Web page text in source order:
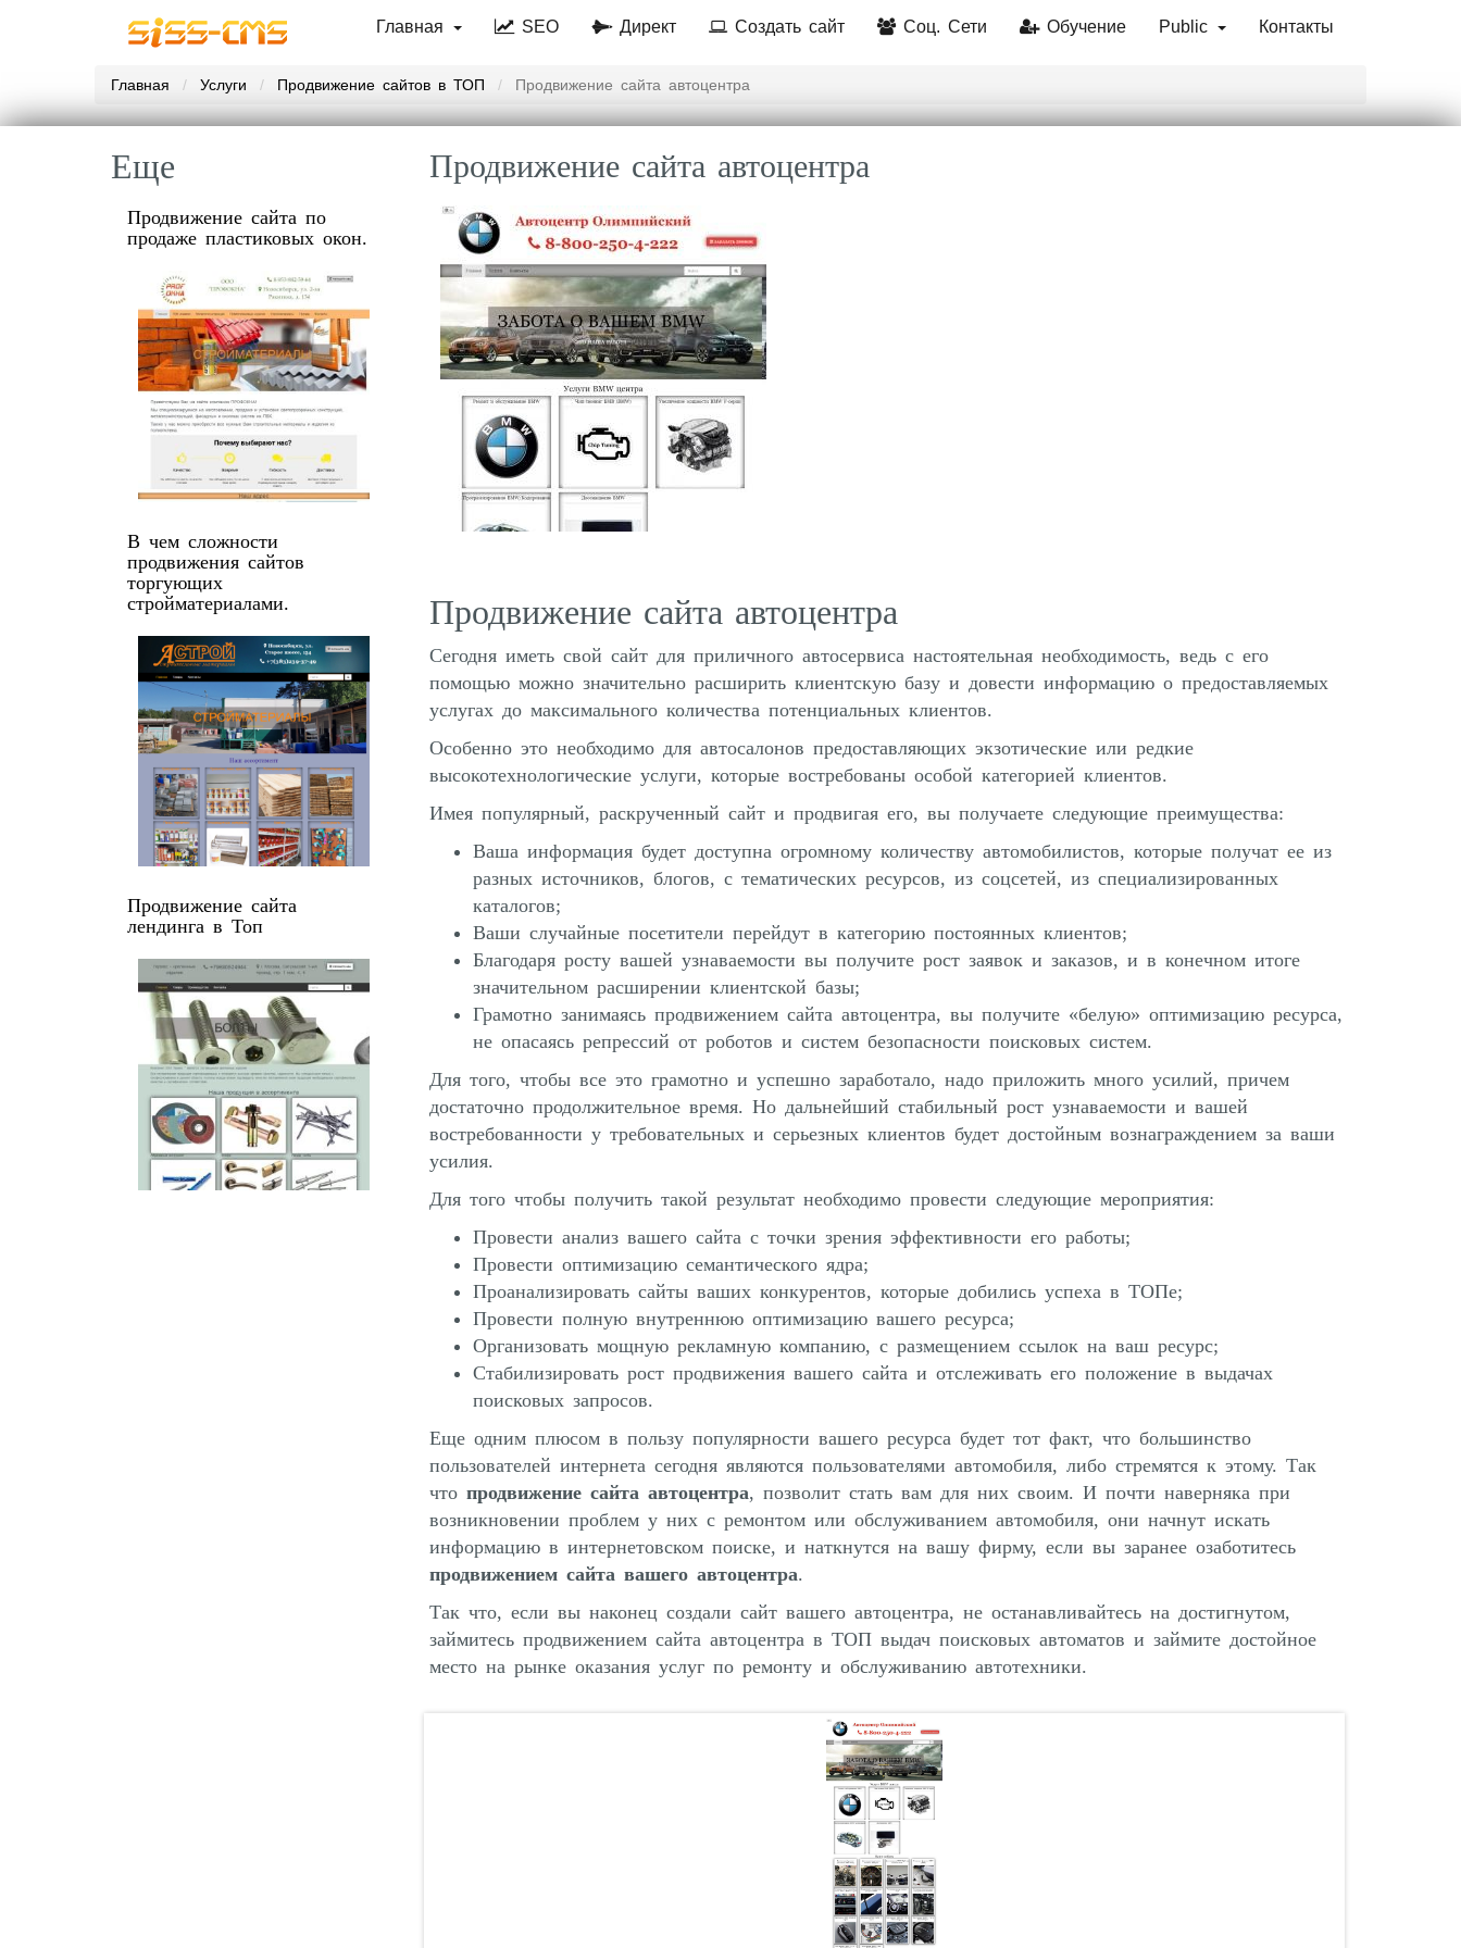
Главная SEO Директ Создать сайт Соц. Сети Обучение Public Контакты
Главная Услуги Продвижение сайтов в ТОП Продвижение сайта автоцентра
Еще
Продвижение сайта по
продаже пластиковых окон.
В чем сложности
продвижения сайтов
торгующих
стройматериалами.
Продвижение сайта
лендинга в Топ
Продвижение сайта автоцентра
Продвижение сайта автоцентра
Сегодня иметь свой сайт для приличного автосервиса настоятельная необходимость, ведь с его
помощью можно значительно расширить клиентскую базу и довести информацию о предоставляемых
услугах до максимального количества потенциальных клиентов.
Особенно это необходимо для автосалонов предоставляющих экзотические или редкие
высокотехнологические услуги, которые востребованы особой категорией клиентов.
Имея популярный, раскрученный сайт и продвигая его, вы получаете следующие преимущества:
Ваша информация будет доступна огромному количеству автомобилистов, которые получат ее из
разных источников, блогов, с тематических ресурсов, из соцсетей, из специализированных
каталогов;
Ваши случайные посетители перейдут в категорию постоянных клиентов;
Благодаря росту вашей узнаваемости вы получите рост заявок и заказов, и в конечном итоге
значительном расширении клиентской базы;
Грамотно занимаясь продвижением сайта автоцентра, вы получите «белую» оптимизацию ресурса,
не опасаясь репрессий от роботов и систем безопасности поисковых систем.
Для того, чтобы все это грамотно и успешно заработало, надо приложить много усилий, причем
достаточно продолжительное время. Но дальнейший стабильный рост узнаваемости и вашей
востребованности у требовательных и серьезных клиентов будет достойным вознаграждением за ваши
усилия.
Для того чтобы получить такой результат необходимо провести следующие мероприятия:
Провести анализ вашего сайта с точки зрения эффективности его работы;
Провести оптимизацию семантического ядра;
Проанализировать сайты ваших конкурентов, которые добились успеха в ТОПе;
Провести полную внутреннюю оптимизацию вашего ресурса;
Организовать мощную рекламную компанию, с размещением ссылок на ваш ресурс;
Стабилизировать рост продвижения вашего сайта и отслеживать его положение в выдачах
поисковых запросов.
Еще одним плюсом в пользу популярности вашего ресурса будет тот факт, что большинство
пользователей интернета сегодня являются пользователями автомобиля, либо стремятся к этому. Так
что продвижение сайта автоцентра, позволит стать вам для них своим. И почти наверняка при
возникновении проблем у них с ремонтом или обслуживанием автомобиля, они начнут искать
информацию в интернетовском поиске, и наткнутся на вашу фирму, если вы заранее озаботитесь
продвижением сайта вашего автоцентра.
Так что, если вы наконец создали сайт вашего автоцентра, не останавливайтесь на достигнутом,
займитесь продвижением сайта автоцентра в ТОП выдач поисковых автоматов и займите достойное
место на рынке оказания услуг по ремонту и обслуживанию автотехники.